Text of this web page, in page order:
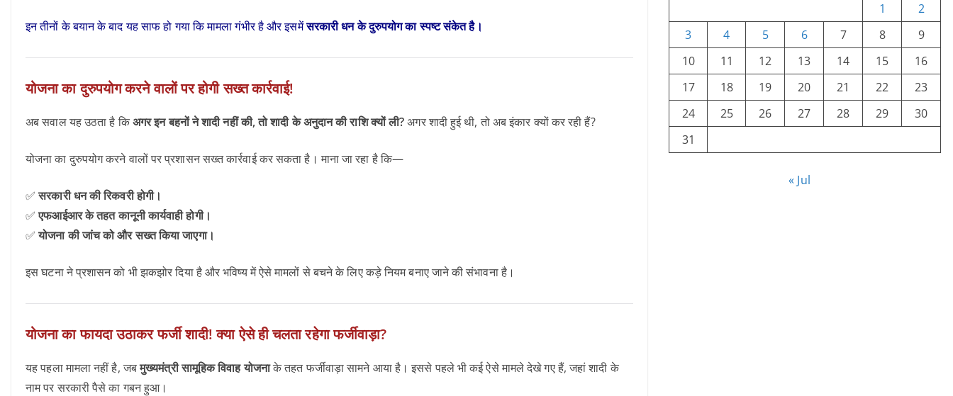
इन तीनों के बयान के बाद यह साफ हो गया कि मामला गंभीर है और इसमेंसरकारी धन के दुरुपयोग का स्पष्ट संकेत है।
योजना का दुरुपयोग करने वालों पर होगी सख्त कार्रवाई!
अब सवाल यह उठता है किअगर इन बहनों ने शादी नहीं की, तो शादी के अनुदान की राशि क्यों ली?अगर शादी हुई थी, तो अब इंकार क्यों कर रही हैं?
योजना का दुरुपयोग करने वालों पर प्रशासन सख्त कार्रवाई कर सकता है। माना जा रहा है कि—
✅सरकारी धन की रिकवरी होगी।
✅एफआईआर के तहत कानूनी कार्यवाही होगी।
✅योजना की जांच को और सख्त किया जाएगा।
इस घटना ने प्रशासन को भी झकझोर दिया है और भविष्य में ऐसे मामलों से बचने के लिए कड़े नियम बनाए जाने की संभावना है।
योजना का फायदा उठाकर फर्जी शादी! क्या ऐसे ही चलता रहेगा फर्जीवाड़ा?
यह पहला मामला नहीं है, जबमुख्यमंत्री सामूहिक विवाह योजनाके तहत फर्जीवाड़ा सामने आया है। इससे पहले भी कई ऐसे मामले देखे गए हैं, जहां शादी के
नाम पर सरकारी पैसे का गबन हुआ।
1
2
3
4 5 6 7 8
9
10
11 12 13 14 15
16
17
18 19 20 21 22
23
24
25 26 27 28 29
30
31
« Jul